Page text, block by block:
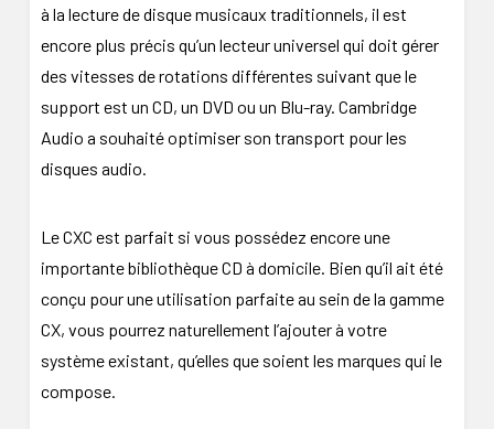
à la lecture de disque musicaux traditionnels, il est
encore plus précis qu’un lecteur universel qui doit gérer
des vitesses de rotations différentes suivant que le
support est un CD, un DVD ou un Blu-ray. Cambridge
Audio a souhaité optimiser son transport pour les
disques audio.
Le CXC est parfait si vous possédez encore une
importante bibliothèque CD à domicile. Bien qu’il ait été
conçu pour une utilisation parfaite au sein de la gamme
CX, vous pourrez naturellement l’ajouter à votre
système existant, qu’elles que soient les marques qui le
compose.